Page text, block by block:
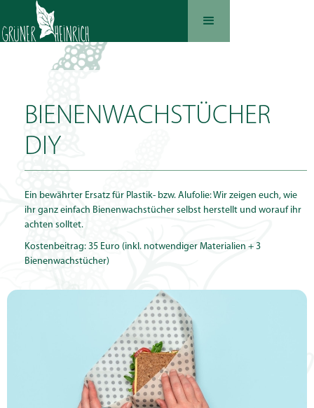
BIENENWACHSTÜCHER
DIY
Ein bewährter Ersatz für Plastik- bzw. Alufolie: Wir zeigen euch, wie
ihr ganz einfach Bienenwachstücher selbst herstellt und worauf ihr
achten solltet.
Kostenbeitrag: 35 Euro (inkl. notwendiger Materialien + 3
Bienenwachstücher)